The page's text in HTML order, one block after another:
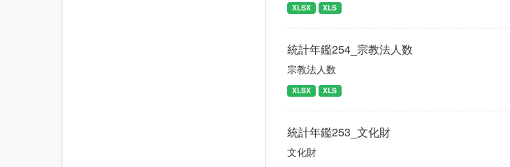
XLSX XLS
統計年鑑254_宗教法人数
宗教法人数
XLSX XLS
統計年鑑253_文化財
文化財